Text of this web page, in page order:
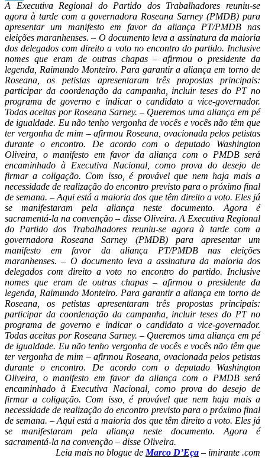
Telegram
A Executiva Regional do Partido dos Trabalhadores reuniu-se
agora à tarde com a governadora Roseana Sarney (PMDB) para
apresentar um manifesto em favor da aliança PT/PMDB nas
eleições maranhenses. – O documento leva a assinatura da maioria
dos delegados com direito a voto no encontro do partido. Inclusive
nomes que eram de outras chapas – afirmou o presidente da
legenda, Raimundo Monteiro. Para garantir a aliança em torno de
Roseana, os petistas apresentaram três propostas principais:
participar da coordenação da campanha, incluir teses do PT no
programa de governo e indicar o candidato a vice-governador.
Todas aceitas por Roseana Sarney. – Queremos uma aliança em pé
de igualdade. Eu não tenho vergonha de vocês e vocês não têm que
ter vergonha de mim – afirmou Roseana, ovacionada pelos petistas
durante o encontro. De acordo com o deputado Washington
Oliveira, o manifesto em favor da aliança com o PMDB será
encaminhado à Executiva Nacional, como prova do desejo de
firmar a coligação. Com isso, é provável que nem haja mais a
necessidade de realização do encontro previsto para o próximo final
de semana. – Aqui está a maioria dos que têm direito a voto. Eles já
se manifestaram pela aliança neste documento. Agora é
sacramentá-la na convenção – disse Oliveira. A Executiva Regional
do Partido dos Trabalhadores reuniu-se agora à tarde com a
governadora Roseana Sarney (PMDB) para apresentar um
manifesto em favor da aliança PT/PMDB nas eleições
maranhenses. – O documento leva a assinatura da maioria dos
delegados com direito a voto no encontro do partido. Inclusive
nomes que eram de outras chapas – afirmou o presidente da
legenda, Raimundo Monteiro. Para garantir a aliança em torno de
Roseana, os petistas apresentaram três propostas principais:
participar da coordenação da campanha, incluir teses do PT no
programa de governo e indicar o candidato a vice-governador.
Todas aceitas por Roseana Sarney. – Queremos uma aliança em pé
de igualdade. Eu não tenho vergonha de vocês e vocês não têm que
ter vergonha de mim – afirmou Roseana, ovacionada pelos petistas
durante o encontro. De acordo com o deputado Washington
Oliveira, o manifesto em favor da aliança com o PMDB será
encaminhado à Executiva Nacional, como prova do desejo de
firmar a coligação. Com isso, é provável que nem haja mais a
necessidade de realização do encontro previsto para o próximo final
de semana. – Aqui está a maioria dos que têm direito a voto. Eles já
se manifestaram pela aliança neste documento. Agora é
sacramentá-la na convenção – disse Oliveira.
Leia mais no blogue de Marco D’Eça – imirante .com